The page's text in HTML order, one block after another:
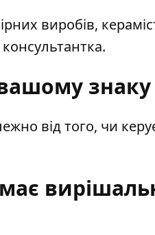
виробів,
знаку
від того, чи